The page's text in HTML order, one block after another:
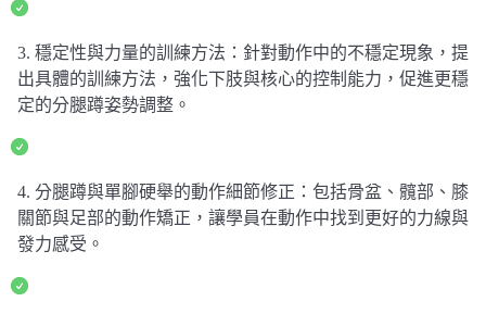
3. 穩定性與力量的訓練方法：針對動作中的不穩定現象，提
出具體的訓練方法，強化下肢與核心的控制能力，促進更穩
定的分腿蹲姿勢調整。
4. 分腿蹲與單腳硬舉的動作細節修正：包括骨盆、髖部、膝
關節與足部的動作矯正，讓學員在動作中找到更好的力線與
發力感受。